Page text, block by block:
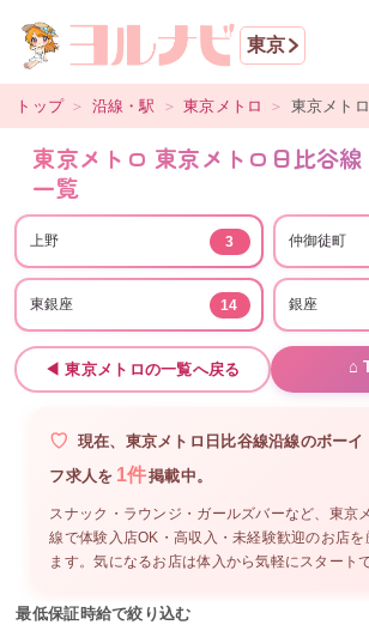
東京
トップ ＞ 沿線・駅 ＞ 東京メトロ ＞ 東京メト
東京メトロ 東京メトロ日比谷線
一覧
上野 3 仲御徒町
東銀座 14 銀座
◀東京メトロの一覧へ戻る ⌂
現在、 東京メトロ日比谷線沿線のボーイ
フ求人を 1件掲載中。
スナック・ラウンジ・ガールズバーなど、 東京
線で体験入店OK・高収入・未経験歓迎のお店を
ます。気になるお店は体入から気軽にスタート
最低保証時給で絞り込む